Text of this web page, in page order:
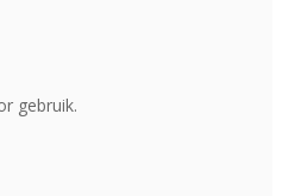
gebruik.